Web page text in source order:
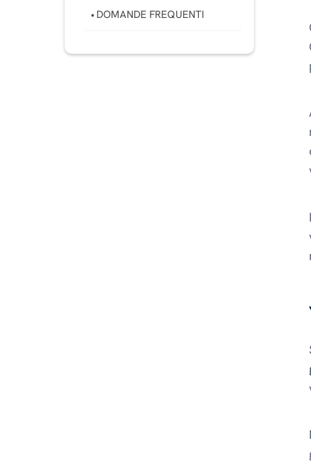
DOMANDE FREQUENTI